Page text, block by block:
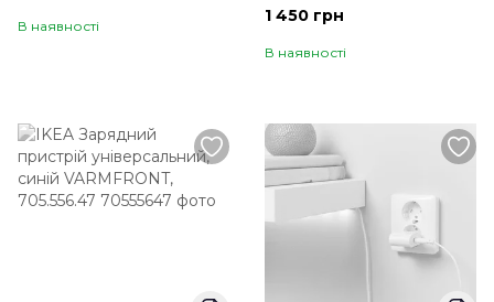
В наявності
1 450 грн
В наявності